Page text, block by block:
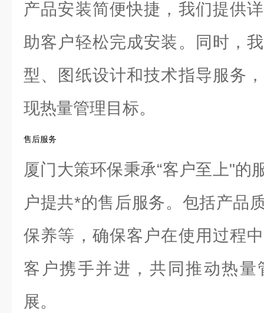
产品安装简便快捷，我们提供
助客户轻松完成安装。同时，
型、图纸设计和技术指导服务
现热量管理目标。
售后服务
厦门大策环保秉承“客户至上"的
户提共*的售后服务。包括产品
保养等，确保客户在使用过程
客户携手并进，共同推动热
展。